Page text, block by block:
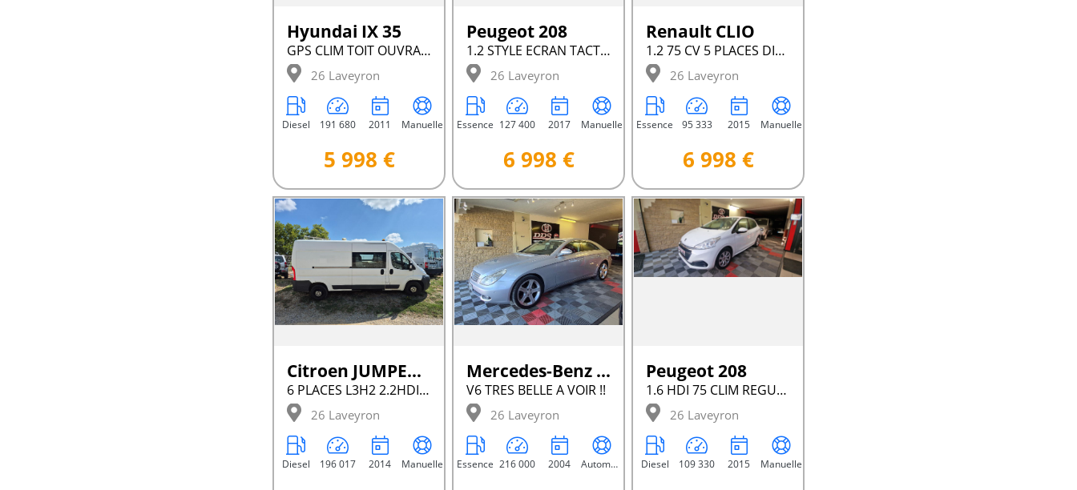
Hyundai IX 35
GPS CLIM TOIT OUVRANT CT OK
26 Laveyron
Diesel 191 680 2011 Manuelle
5 998 €
Peugeot 208
1.2 STYLE ECRAN TACTILE CT OK 82 CV
26 Laveyron
Essence 127 400 2017 Manuelle
6 998 €
Renault CLIO
1.2 75 CV 5 PLACES DISTRI NEUF
26 Laveyron
Essence 95 333 2015 Manuelle
6 998 €
Citroen JUMPER III
6 PLACES L3H2 2.2HDI 120CV
26 Laveyron
Diesel 196 017 2014 Manuelle
Mercedes-Benz 350 CLS
V6 TRES BELLE A VOIR !!
26 Laveyron
Essence 216 000 2004 Automatique
Peugeot 208
1.6 HDI 75 CLIM REGULATEUR
26 Laveyron
Diesel 109 330 2015 Manuelle